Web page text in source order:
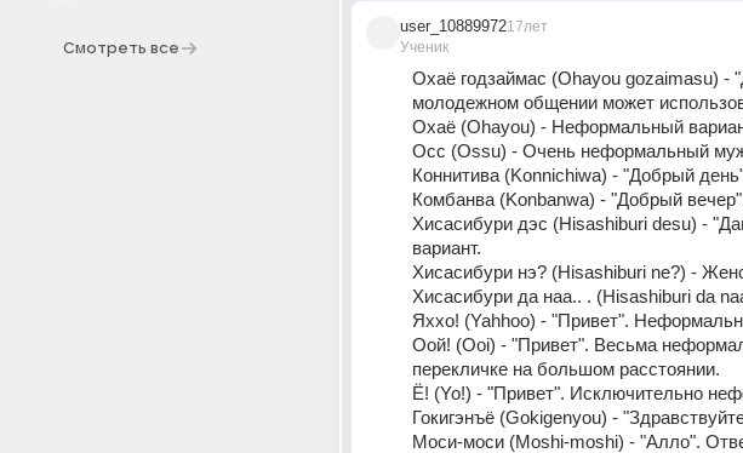
Смотреть все
user_10889972
Ученик
17лет
Охаё годзаймас (Ohayou gozaimasu) -
молодежном общении может
Охаё (Ohayou) - Неформальный
Осс (Ossu) - Очень неформальный
Коннитива (Konnichiwa) - "Добрый
Комбанва (Konbanwa) - "Добрый
Хисасибури дэс (Hisashiburi desu) -
вариант.
Хисасибури нэ? (Hisashiburi ne?) -
Хисасибури да наа.. . (Hisashiburi da
Яххо! (Yahhoo) - "Привет".
Оой! (Ooi) - "Привет". Весьма
перекличке на большом расстоянии.
Ё! (Yo!) - "Привет". Исключительно
Гокигэнъё (Gokigenyou) -
Моси-моси (Moshi-moshi) - "Алло".